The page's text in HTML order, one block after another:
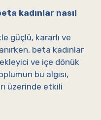
kadınlar nasıl
güçlü, kararlı ve
beta kadınlar
ve içe dönük
bu algısı,
üzerinde etkili